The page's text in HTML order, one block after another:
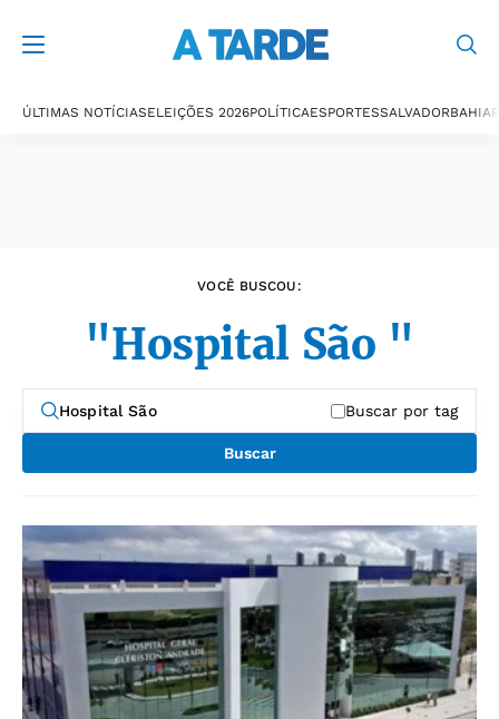
ÚLTIMAS NOTÍCIASELEIÇÕES 2026POLÍTICAESPORTESSALVADORBAHIA
VOCÊ BUSCOU:
"Hospital São "
Buscar por tag
Buscar